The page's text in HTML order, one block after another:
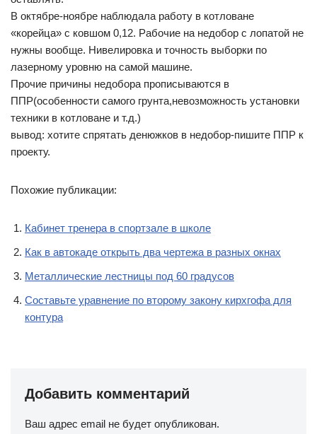
В октябре-ноябре наблюдала работу в котловане
«корейца» с ковшом 0,12. Рабочие на недобор с лопатой не
нужны вообще. Нивелировка и точность выборки по
лазерному уровню на самой машине.
Прочие причины недобора прописываются в
ППР(особенности самого грунта,невозможность установки
техники в котловане и т.д.)
вывод: хотите спрятать денюжков в недобор-пишите ППР к
проекту.
Похожие публикации:
Кабинет тренера в спортзале в школе
Как в автокаде открыть два чертежа в разных окнах
Металлические лестницы под 60 градусов
Составьте уравнение по второму закону кирхгофа для
контура
Добавить комментарий
Ваш адрес email не будет опубликован.